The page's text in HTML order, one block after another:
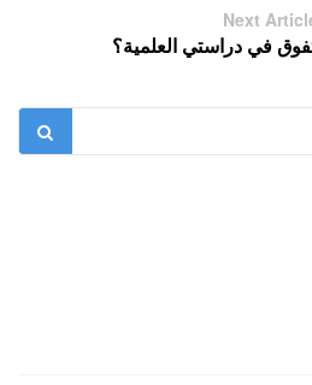
Next
في دراستي العلمية؟